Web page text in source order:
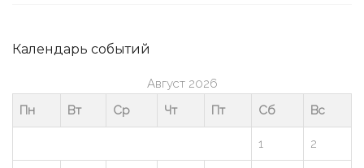
Календарь событий
Август 2026
Пн
Вт Ср Чт Пт Сб Вс
1 2